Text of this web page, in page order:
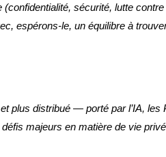
sécurité, lutte
espérons-le, un équilibre à
plus distribué — porté par l’IA, les
majeurs en matière de vie